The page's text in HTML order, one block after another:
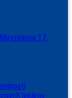
17,
lekárov